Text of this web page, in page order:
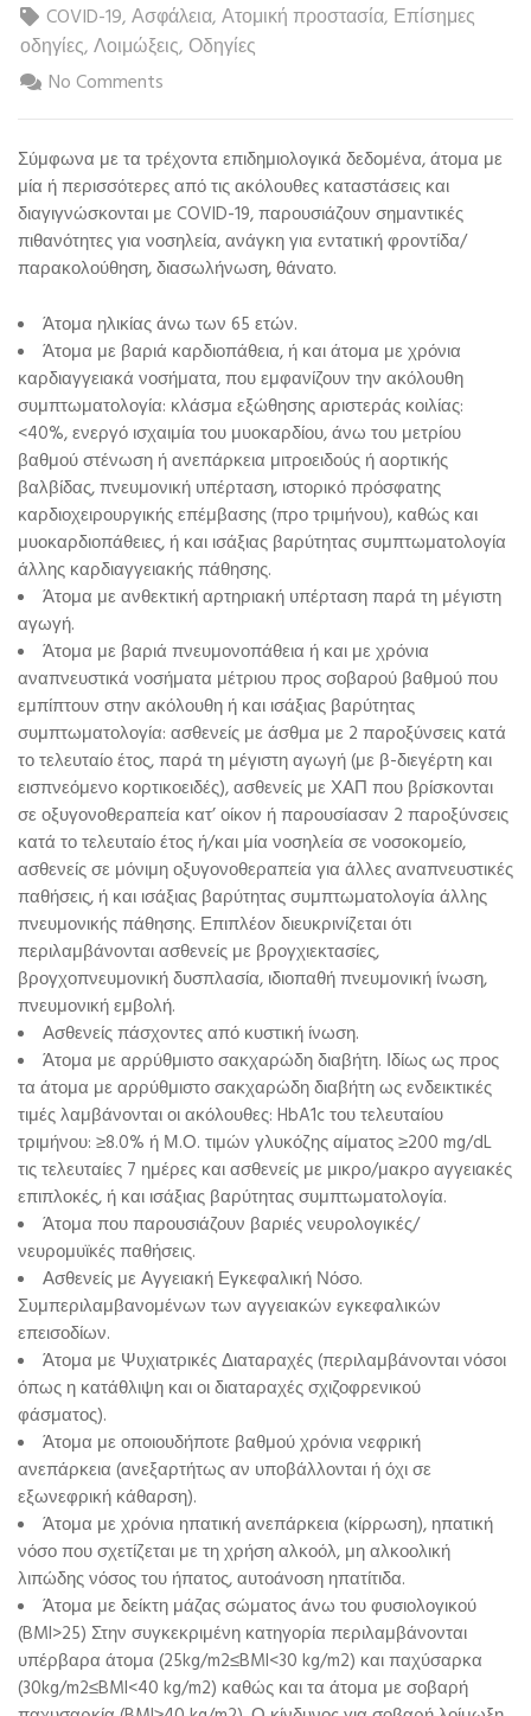
COVID-19,Ασφάλεια,Ατομική προστασία, Επίσημες
οδηγίες,Λοιμώξεις, Οδηγίες
No Comments
Σύμφωνα με τα τρέχοντα επιδημιολογικά δεδομένα, άτομα με
μία ή περισσότερες από τις ακόλουθες καταστάσεις και
διαγιγνώσκονται με COVID-19, παρουσιάζουν σημαντικές
πιθανότητες για νοσηλεία, ανάγκη για εντατική φροντίδα/
παρακολούθηση, διασωλήνωση, θάνατο.
Άτομα ηλικίας άνω των 65 ετών.
Άτομα με βαριά καρδιοπάθεια, ή και άτομα με χρόνια
καρδιαγγειακά νοσήματα, που εμφανίζουν την ακόλουθη
συμπτωματολογία: κλάσμα εξώθησης αριστεράς κοιλίας:
<40%, ενεργό ισχαιμία του μυοκαρδίου, άνω του μετρίου
βαθμού στένωση ή ανεπάρκεια μιτροειδούς ή αορτικής
βαλβίδας, πνευμονική υπέρταση, ιστορικό πρόσφατης
καρδιοχειρουργικής επέμβασης (προ τριμήνου), καθώς και
μυοκαρδιοπάθειες, ή και ισάξιας βαρύτητας συμπτωματολογία
άλλης καρδιαγγειακής πάθησης.
Άτομα με ανθεκτική αρτηριακή υπέρταση παρά τη μέγιστη
αγωγή.
Άτομα με βαριά πνευμονοπάθεια ή και με χρόνια
αναπνευστικά νοσήματα μέτριου προς σοβαρού βαθμού που
εμπίπτουν στην ακόλουθη ή και ισάξιας βαρύτητας
συμπτωματολογία: ασθενείς με άσθμα με 2 παροξύνσεις κατά
το τελευταίο έτος, παρά τη μέγιστη αγωγή (με β-διεγέρτη και
εισπνεόμενο κορτικοειδές), ασθενείς με ΧΑΠ που βρίσκονται
σε οξυγονοθεραπεία κατ’ οίκον ή παρουσίασαν 2 παροξύνσεις
κατά το τελευταίο έτος ή/και μία νοσηλεία σε νοσοκομείο,
ασθενείς σε μόνιμη οξυγονοθεραπεία για άλλες αναπνευστικές
παθήσεις, ή και ισάξιας βαρύτητας συμπτωματολογία άλλης
πνευμονικής πάθησης. Επιπλέον διευκρινίζεται ότι
περιλαμβάνονται ασθενείς με βρογχιεκτασίες,
βρογχοπνευμονική δυσπλασία, ιδιοπαθή πνευμονική ίνωση,
πνευμονική εμβολή.
Ασθενείς πάσχοντες από κυστική ίνωση.
Άτομα με αρρύθμιστο σακχαρώδη διαβήτη. Ιδίως ως προς
τα άτομα με αρρύθμιστο σακχαρώδη διαβήτη ως ενδεικτικές
τιμές λαμβάνονται οι ακόλουθες: HbA1c του τελευταίου
τριμήνου: ≥8.0% ή Μ.Ο. τιμών γλυκόζης αίματος ≥200 mg/dL
τις τελευταίες 7 ημέρες και ασθενείς με μικρο/μακρο αγγειακές
επιπλοκές, ή και ισάξιας βαρύτητας συμπτωματολογία.
Άτομα που παρουσιάζουν βαριές νευρολογικές/
νευρομυϊκές παθήσεις.
Ασθενείς με Αγγειακή Εγκεφαλική Νόσο.
Συμπεριλαμβανομένων των αγγειακών εγκεφαλικών
επεισοδίων.
Άτομα με Ψυχιατρικές Διαταραχές (περιλαμβάνονται νόσοι
όπως η κατάθλιψη και οι διαταραχές σχιζοφρενικού
φάσματος).
Άτομα με οποιουδήποτε βαθμού χρόνια νεφρική
ανεπάρκεια (ανεξαρτήτως αν υποβάλλονται ή όχι σε
εξωνεφρική κάθαρση).
Άτομα με χρόνια ηπατική ανεπάρκεια (κίρρωση), ηπατική
νόσο που σχετίζεται με τη χρήση αλκοόλ, μη αλκοολική
λιπώδης νόσος του ήπατος, αυτοάνοση ηπατίτιδα.
Άτομα με δείκτη μάζας σώματος άνω του φυσιολογικού
(BMI>25) Στην συγκεκριμένη κατηγορία περιλαμβάνονται
υπέρβαρα άτομα (25kg/m2≤BMI<30 kg/m2) και παχύσαρκα
(30kg/m2≤BMI<40 kg/m2) καθώς και τα άτομα με σοβαρή